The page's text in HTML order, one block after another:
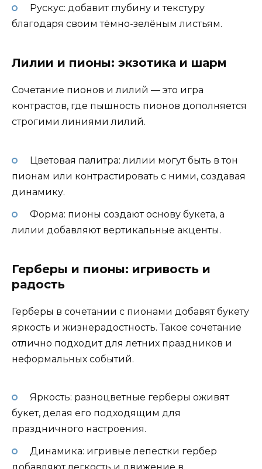
Рускус: добавит глубину и текстуру
благодаря своим тёмно-зелёным листьям.
Лилии и пионы: экзотика и шарм
Сочетание пионов и лилий — это игра
контрастов, где пышность пионов дополняется
строгими линиями лилий.
Цветовая палитра: лилии могут быть в тон
пионам или контрастировать с ними, создавая
динамику.
Форма: пионы создают основу букета, а
лилии добавляют вертикальные акценты.
Герберы и пионы: игривость и
радость
Герберы в сочетании с пионами добавят букету
яркость и жизнерадостность. Такое сочетание
отлично подходит для летних праздников и
неформальных событий.
Яркость: разноцветные герберы оживят
букет, делая его подходящим для
праздничного настроения.
Динамика: игривые лепестки гербер